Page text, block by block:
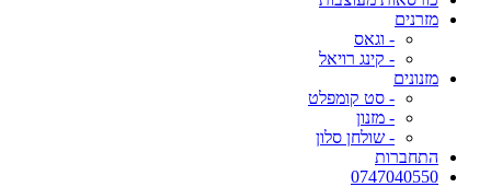
מזרנים
- וגאס
- קינג רויאל
מזנונים
- סט קומפלט
- מזנון
- שולחן סלון
התחברות
0747040550